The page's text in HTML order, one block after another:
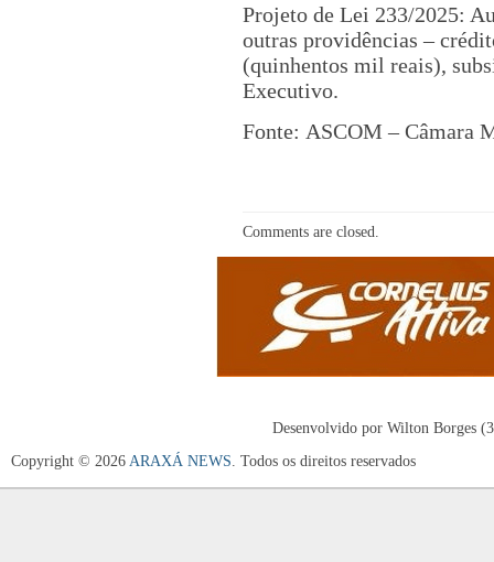
Projeto de Lei 233/2025:
outras providências –
(quinhentos mil reais),
Executivo.
Fonte: ASCOM – Câmara
Comments are closed.
Desenvolvido por Wilton Borges
Copyright © 2026 ARAXÁ NEWS . Todos os direitos reservados